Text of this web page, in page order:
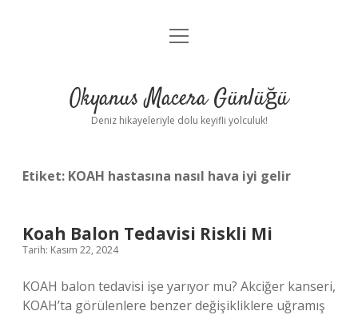
Anasayfa
Yasal Uyarı
menüyü
Okyanus Macera Günlüğü
Deniz hikayeleriyle dolu keyifli yolculuk!
Etiket: KOAH hastasına nasıl hava iyi gelir
Koah Balon Tedavisi Riskli Mi
Tarih: Kasım 22, 2024
KOAH balon tedavisi işe yarıyor mu? Akciğer kanseri,
KOAH’ta görülenlere benzer değişikliklere uğramış